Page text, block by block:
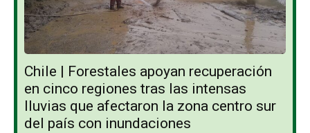
Chile | Forestales apoyan recuperación
en cinco regiones tras las intensas
lluvias que afectaron la zona centro sur
del país con inundaciones